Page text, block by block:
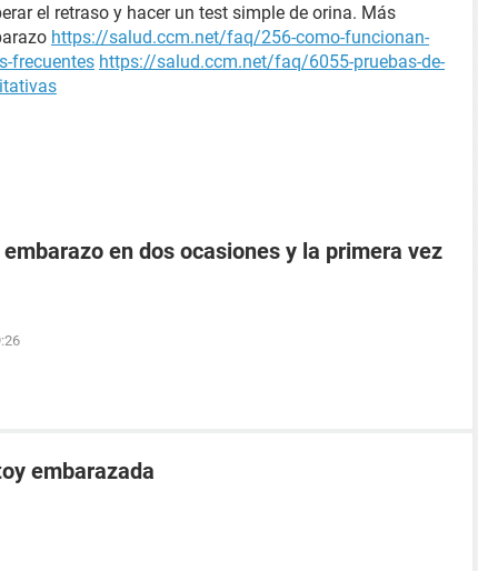
el retraso y hacer un test simple de orina. Más
https://salud.ccm.net/faq/256-como-funcionan-
frecuentes https://salud.ccm.net/faq/6055-pruebas-de-
en dos ocasiones y la primera vez
embarazada